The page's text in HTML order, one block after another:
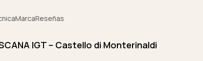
MarcaReseñas
IGT – Castello di Monterinaldi